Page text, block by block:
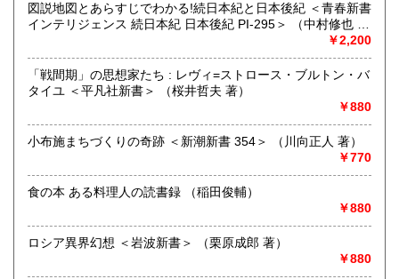
書籍の買取について
◇近隣であれば書籍の買取をしています。少数であれば店へ
の持ち込み、あるいは量が多い場合はまずは電話などで相談
をさせていただくこともあります。
買取が出来る本とそうでない本があります、メール・電話等
で連絡頂ければと思います。
哲学宗教、歴史、社会科学、美術工芸、外国文学、趣味、サ
図説地図とあらすじでわかる!続日本紀と日本後紀 ＜青春新書
インテリジェンス 続日本紀 日本後紀 PI-295＞ （中村修也 監
￥2,200
「戦間期」の思想家たち : レヴィ=ストロース・ブルトン・バ
タイユ ＜平凡社新書＞ （桜井哲夫 著）
￥880
小布施まちづくりの奇跡 ＜新潮新書 354＞ （川向正人 著）
￥770
食の本 ある料理人の読書録 （稲田俊輔）
￥880
ロシア異界幻想 ＜岩波新書＞ （栗原成郎 著）
￥880